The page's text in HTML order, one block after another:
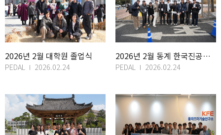
2026년 2월 대학원 졸업식
PEDAL 2026.02.24
2026년 2월 동계 한국진공학회 학술대회
PEDAL 2026.02.24